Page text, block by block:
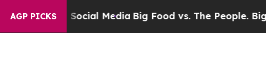
AGP PICKS
Social Media Big Food vs. The People. Big Food’s